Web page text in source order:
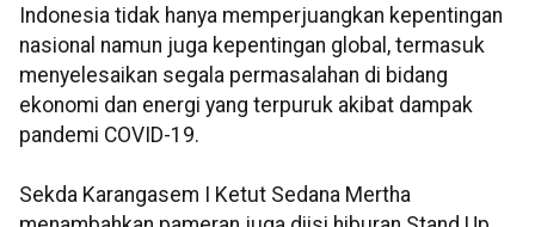
Indonesia tidak hanya memperjuangkan kepentingan
nasional namun juga kepentingan global, termasuk
menyelesaikan segala permasalahan di bidang
ekonomi dan energi yang terpuruk akibat dampak
pandemi COVID-19.
Sekda Karangasem I Ketut Sedana Mertha